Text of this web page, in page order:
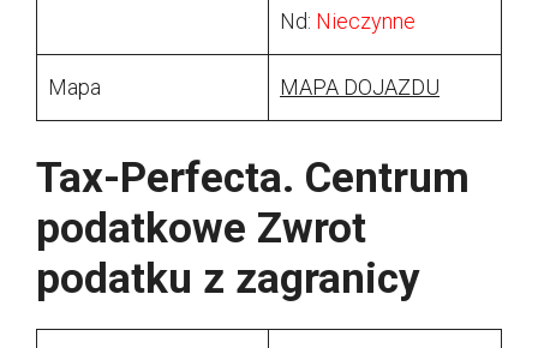
Nd: Nieczynne
Mapa MAPA DOJAZDU
Tax-Perfecta. Centrum
podatkowe Zwrot
podatku z zagranicy